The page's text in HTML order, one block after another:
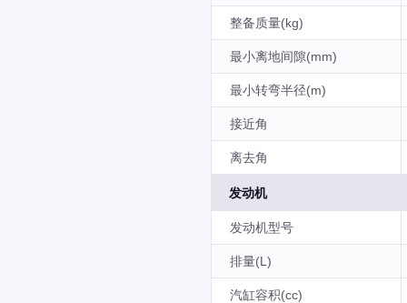
整备质量(kg)
最小离地间隙(mm)
最小转弯半径(m)
接近角
离去角
发动机
发动机型号
排量(L)
汽缸容积(cc)